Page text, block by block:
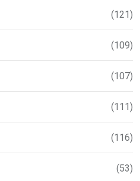
(121)
(109)
(107)
(111)
(116)
(53)